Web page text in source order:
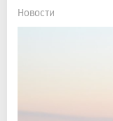
Новости